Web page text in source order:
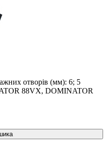
отворів (мм): 6; 5
88VX, DOMINATOR